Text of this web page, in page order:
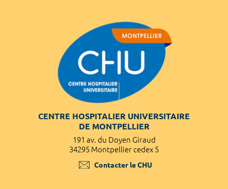
CENTRE HOSPITALIER UNIVERSITAIRE
DE MONTPELLIER
191 av. du Doyen Giraud
34295 Montpellier cedex 5
Contacter le CHU